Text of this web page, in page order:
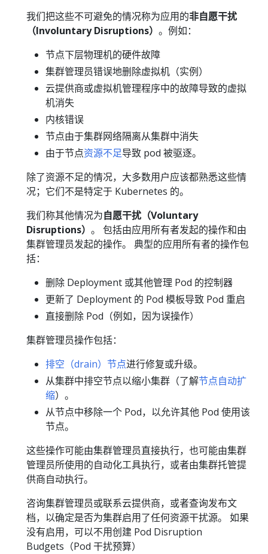
我们把这些不可避免的情况称为应用的非自愿干扰
（Involuntary Disruptions） 。例如：
节点下层物理机的硬件故障
集群管理员错误地删除虚拟机（实例）
云提供商或虚拟机管理程序中的故障导致的虚拟
机消失
内核错误
节点由于集群网络隔离从集群中消失
由于节点资源不足导致 pod 被驱逐。
除了资源不足的情况，大多数用户应该都熟悉这些情
况；它们不是特定于 Kubernetes 的。
我们称其他情况为自愿干扰（Voluntary
Disruptions） 。 包括由应用所有者发起的操作和由
集群管理员发起的操作。 典型的应用所有者的操作包
括：
删除 Deployment 或其他管理 Pod 的控制器
更新了 Deployment 的 Pod 模板导致 Pod 重启
直接删除 Pod（例如，因为误操作）
集群管理员操作包括：
排空（drain）节点进行修复或升级。
从集群中排空节点以缩小集群（了解节点自动扩
缩）。
从节点中移除一个 Pod，以允许其他 Pod 使用该
节点。
这些操作可能由集群管理员直接执行，也可能由集群
管理员所使用的自动化工具执行，或者由集群托管提
供商自动执行。
咨询集群管理员或联系云提供商，或者查询发布文
档，以确定是否为集群启用了任何资源干扰源。 如果
没有启用，可以不用创建 Pod Disruption
Budgets（Pod 干扰预算）